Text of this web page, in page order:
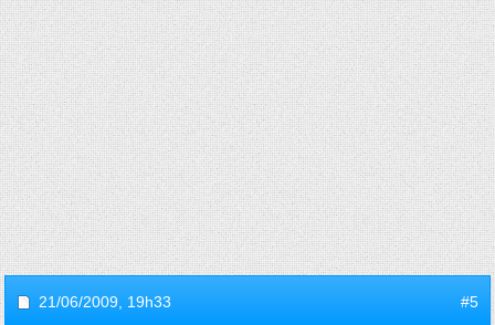
21/06/2009, 19h33 #5